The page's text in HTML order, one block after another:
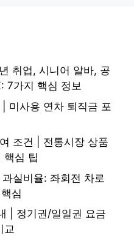
취업, 시니어 알바, 공
7가지 핵심 정보
미사용 연차 퇴직금 포
조건 | 전통시장 상품
핵심 팁
실비율: 좌회전 차로
심
| 정기권/일일권 요금
교